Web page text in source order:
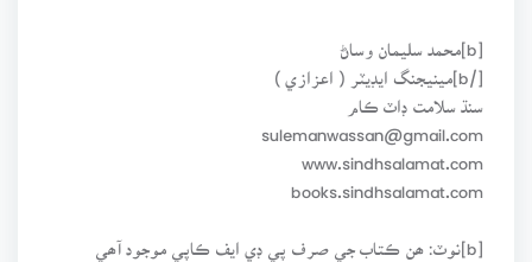
[b]محمد سليمان وساڻ
[/b]مينيجنگ ايڊيٽر ( اعزازي )
سنڌ سلامت ڊاٽ ڪام
sulemanwassan@gmail.com
[b]نوٽ: ھن ڪتاب جي صرف پي ڊي ايف ڪاپي موجود آھي